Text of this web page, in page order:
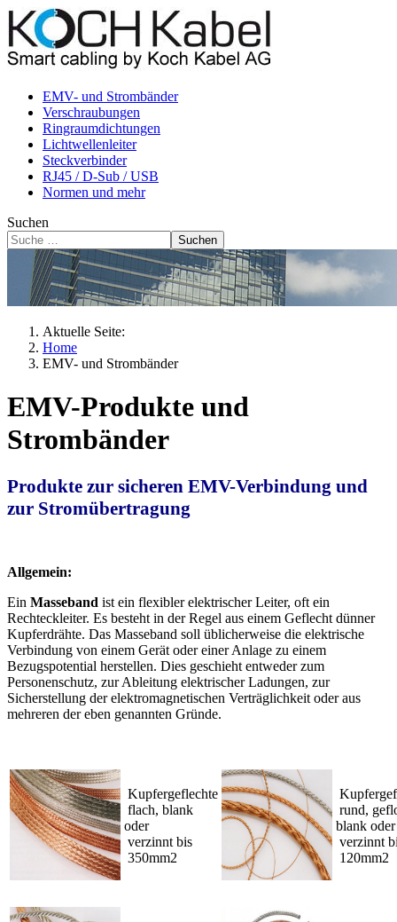
EMV- und Strombänder
Verschraubungen
Ringraumdichtungen
Lichtwellenleiter
Steckverbinder
RJ45 / D-Sub / USB
Normen und mehr
Suchen
Suchen
Aktuelle Seite:
Home
EMV- und Strombänder
EMV-Produkte und
Strombänder
Produkte zur sicheren EMV-Verbindung und
zur Stromübertragung
Allgemein:
Ein Masseband ist ein flexibler elektrischer Leiter, oft ein
Rechteckleiter. Es besteht in der Regel aus einem Geflecht dünner
Kupferdrähte. Das Masseband soll üblicherweise die elektrische
Verbindung von einem Gerät oder einer Anlage zu einem
Bezugspotential herstellen. Dies geschieht entweder zum
Personenschutz, zur Ableitung elektrischer Ladungen, zur
Sicherstellung der elektromagnetischen Verträglichkeit oder aus
mehreren der eben genannten Gründe.
Kupfergeflechte
flach, blank
oder
verzinnt bis
350mm2
rund,
blank oder
verzinnt
120mm2